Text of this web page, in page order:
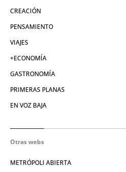
CREACIÓN
PENSAMIENTO
VIAJES
+ECONOMÍA
GASTRONOMÍA
PRIMERAS PLANAS
EN VOZ BAJA
Otras webs
METRÓPOLI ABIERTA